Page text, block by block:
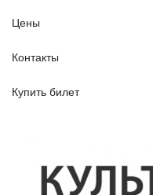
Цены
Контакты
Купить билет